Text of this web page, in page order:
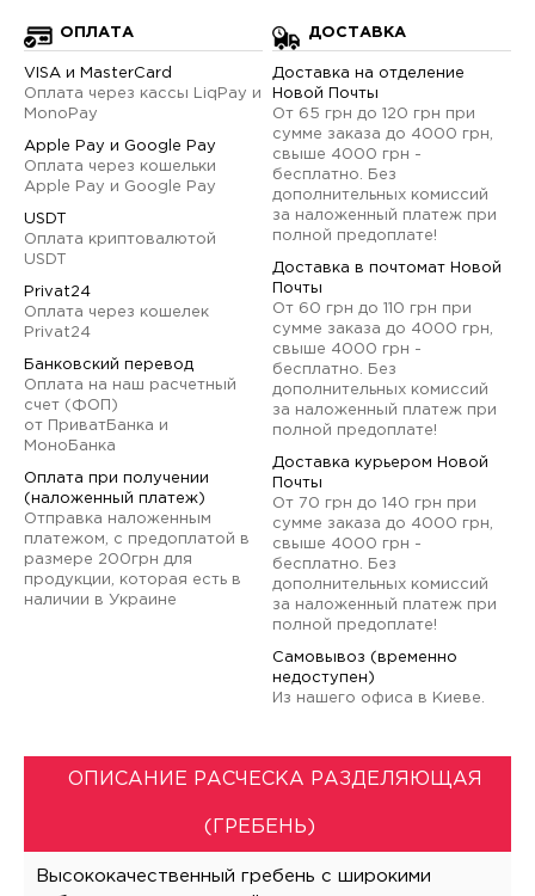
ОПЛАТА
VISA и MasterCard
Оплата через кассы LiqPay и
MonoPay
Apple Pay и Google Pay
Оплата через кошельки
Apple Pay и Google Pay
USDT
Оплата криптовалютой
USDT
Privat24
Оплата через кошелек
Privat24
Банковский перевод
Оплата на наш расчетный
счет (ФОП)
от ПриватБанка и
МоноБанка
Оплата при получении
(наложенный платеж)
Отправка наложенным
платежом, с предоплатой в
размере 200грн для
продукции, которая есть в
наличии в Украине
ДОСТАВКА
Доставка на отделение
Новой Почты
От 65 грн до 120 грн при
сумме заказа до 4000 грн,
свыше 4000 грн -
бесплатно. Без
дополнительных комиссий
за наложенный платеж при
полной предоплате!
Доставка в почтомат Новой
Почты
От 60 грн до 110 грн при
сумме заказа до 4000 грн,
свыше 4000 грн -
бесплатно. Без
дополнительных комиссий
за наложенный платеж при
полной предоплате!
Доставка курьером Новой
Почты
От 70 грн до 140 грн при
сумме заказа до 4000 грн,
свыше 4000 грн -
бесплатно. Без
дополнительных комиссий
за наложенный платеж при
полной предоплате!
Самовывоз (временно
недоступен)
Из нашего офиса в Киеве.
ОПИСАНИЕ РАСЧЕСКА РАЗДЕЛЯЮЩАЯ
(ГРЕБЕНЬ)
Высококачественный гребень с широкими